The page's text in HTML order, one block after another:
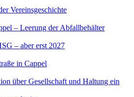
Vereinsgeschichte
– Leerung der Abfallbehälter
– aber erst 2027
in Cappel
über Gesellschaft und Haltung ein